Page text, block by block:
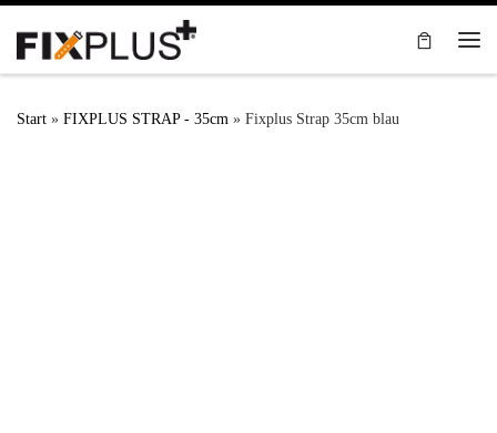
Zum Inhalt springen
Start » FIXPLUS STRAP - 35cm » Fixplus Strap 35cm blau